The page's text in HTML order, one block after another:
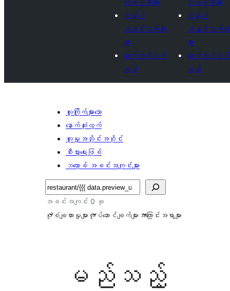
ကုမ္ပဏီများ
ကျွန်ုပ်
အနှစ်သက်ဆုံး
များ
လော့ဂ်အင်ဝင်
ရန်
ကုမ္ပဏီများ
ကျွန်ုပ်
အနှစ်သက်ဆုံး
များ
လော့ဂ်အင်ဝင်
ရန်
လူကြိုက်များသော
နောက်ဆုံးထွက်
လူမှုအသိုင်းအဝိုင်း
စီးပွားရေးဖြစ်
ဘလော့ခ် အခင်းအကျင်းများ
ရှာ
ပါ
အခင်းအကျင်း 0 ခု
ပုံစံချထားမှုများ လုပ်ဆောင်ချက်များ အကြောင်းအရာများ
မည်သည့်